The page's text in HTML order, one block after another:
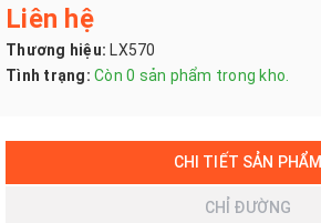
Liên hệ
Thương hiệu: LX570
Tình trạng: Còn 0 sản phẩm trong kho.
CHI TIẾT SẢN PHẨM
CHỈ ĐƯỜNG